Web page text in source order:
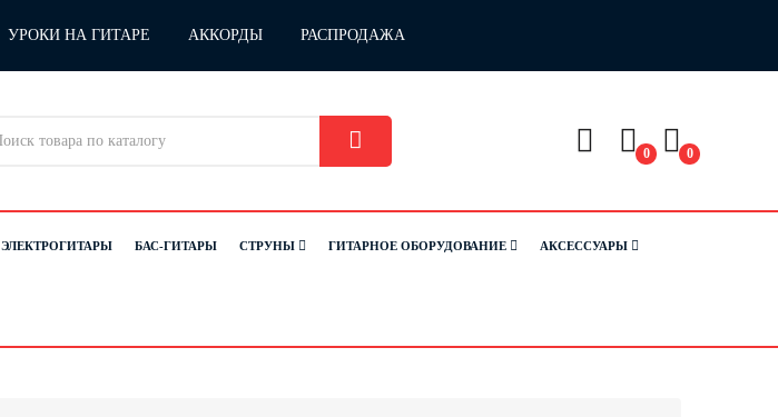
УРОКИ НА ГИТАРЕ АККОРДЫ РАСПРОДАЖА
0 0
ЭЛЕКТРОГИТАРЫ БАС-ГИТАРЫ СТРУНЫ ГИТАРНОЕ ОБОРУДОВАНИЕ АКСЕССУАРЫ